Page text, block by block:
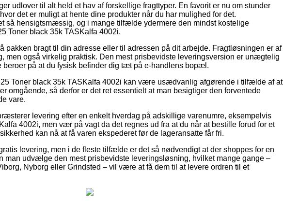
udlover til alt held et hav af forskellige fragttyper. En favorit er nu om stunder
det er muligt at hente dine produkter når du har mulighed for det.
så hensigtsmæssig, og i mange tilfælde ydermere den mindst kostelige
Toner black 35k TASKalfa 4002i.
pakken bragt til din adresse eller til adressen på dit arbejde. Fragtløsningen er af
men også virkelig praktisk. Den mest prisbevidste leveringsversion er unægtelig
beroer på at du fysisk befinder dig tæt på e-handlens bopæl.
Toner black 35k TASKalfa 4002i kan være usædvanlig afgørende i tilfælde af at
omgående, så derfor er det ret essentielt at man besigtiger den forventede
vare.
levering efter en enkelt hverdag på adskillige varenumre, eksempelvis
4002i, men vær på vagt da det regnes ud fra at du når at bestille forud for et
kan nå at få varen ekspederet før de lageransatte får fri.
levering, men i de fleste tilfælde er det så nødvendigt at der shoppes for en
man udvælge den mest prisbevidste leveringsløsning, hvilket mange gange –
Nyborg eller Grindsted – vil være at få dem til at levere ordren til et